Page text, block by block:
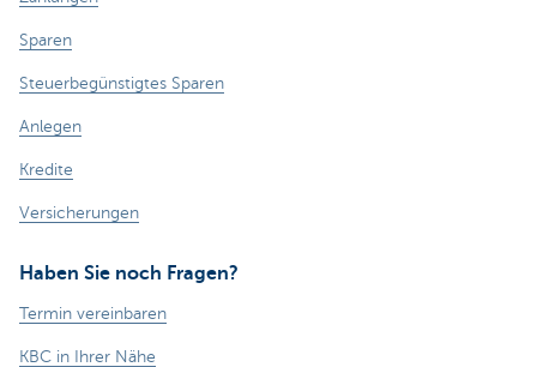
Sparen
Steuerbegünstigtes Sparen
Anlegen
Kredite
Versicherungen
Haben Sie noch Fragen?
Termin vereinbaren
KBC in Ihrer Nähe